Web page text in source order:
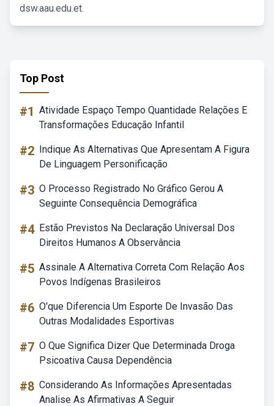
dsw.aau.edu.et.
Top Post
#1 Atividade Espaço Tempo Quantidade Relações E
Transformações Educação Infantil
#2 Indique As Alternativas Que Apresentam A Figura
De Linguagem Personificação
#3 O Processo Registrado No Gráfico Gerou A
Seguinte Consequência Demográfica
#4 Estão Previstos Na Declaração Universal Dos
Direitos Humanos A Observância
#5 Assinale A Alternativa Correta Com Relação Aos
Povos Indígenas Brasileiros
#6 O'que Diferencia Um Esporte De Invasão Das
Outras Modalidades Esportivas
#7 O Que Significa Dizer Que Determinada Droga
Psicoativa Causa Dependência
#8 Considerando As Informações Apresentadas
Analise As Afirmativas A Seguir